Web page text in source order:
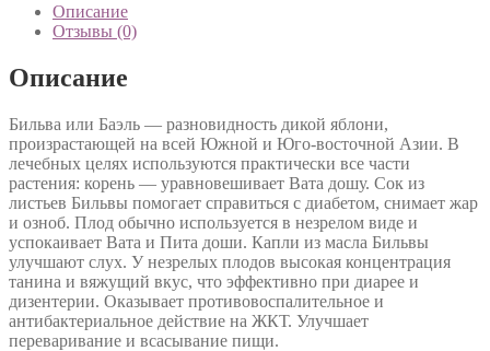
Описание
Отзывы (0)
Описание
Бильва или Баэль — разновидность дикой яблони,
произрастающей на всей Южной и Юго-восточной Азии. В
лечебных целях используются практически все части
растения: корень — уравновешивает Вата дошу. Сок из
листьев Бильвы помогает справиться с диабетом, снимает жар
и озноб. Плод обычно используется в незрелом виде и
успокаивает Вата и Пита доши. Капли из масла Бильвы
улучшают слух. У незрелых плодов высокая концентрация
танина и вяжущий вкус, что эффективно при диарее и
дизентерии. Оказывает противовоспалительное и
антибактериальное действие на ЖКТ. Улучшает
переваривание и всасывание пищи.